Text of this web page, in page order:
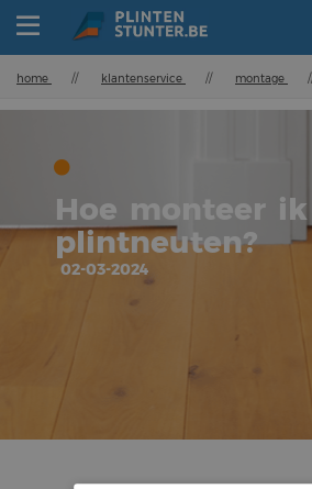
home // klantenservice // montage
Hoe monteer ik
plintneuten?
02-03-2024